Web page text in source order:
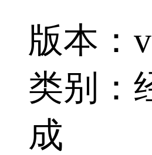
版本：
类别：
成